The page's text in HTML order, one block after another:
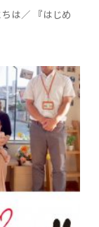
は／ 『はじめ